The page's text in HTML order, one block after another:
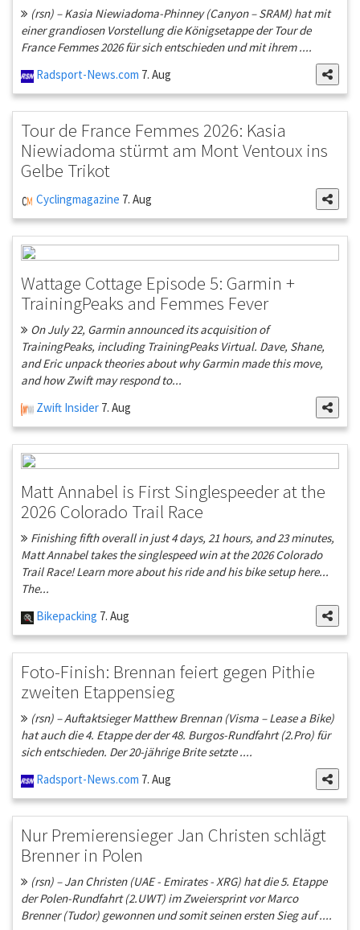
(rsn) – Kasia Niewiadoma-Phinney (Canyon – SRAM) hat mit
einer grandiosen Vorstellung die Königsetappe der Tour de
France Femmes 2026 für sich entschieden und mit ihrem ....
Radsport-News.com 7. Aug
Tour de France Femmes 2026: Kasia
Niewiadoma stürmt am Mont Ventoux ins
Gelbe Trikot
Cyclingmagazine 7. Aug
Wattage Cottage Episode 5: Garmin +
TrainingPeaks and Femmes Fever
On July 22, Garmin announced its acquisition of
TrainingPeaks, including TrainingPeaks Virtual. Dave, Shane,
and Eric unpack theories about why Garmin made this move,
and how Zwift may respond to...
Zwift Insider 7. Aug
Matt Annabel is First Singlespeeder at the
2026 Colorado Trail Race
Finishing fifth overall in just 4 days, 21 hours, and 23 minutes,
Matt Annabel takes the singlespeed win at the 2026 Colorado
Trail Race! Learn more about his ride and his bike setup here...
The...
Bikepacking 7. Aug
Foto-Finish: Brennan feiert gegen Pithie
zweiten Etappensieg
(rsn) – Auftaktsieger Matthew Brennan (Visma – Lease a Bike)
hat auch die 4. Etappe der der 48. Burgos-Rundfahrt (2.Pro) für
sich entschieden. Der 20-jährige Brite setzte ....
Radsport-News.com 7. Aug
Nur Premierensieger Jan Christen schlägt
Brenner in Polen
(rsn) – Jan Christen (UAE - Emirates - XRG) hat die 5. Etappe
der Polen-Rundfahrt (2.UWT) im Zweiersprint vor Marco
Brenner (Tudor) gewonnen und somit seinen ersten Sieg auf ....